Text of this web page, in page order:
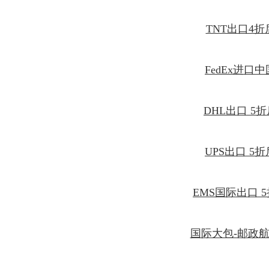
TNT出口4折
FedEx进口
DHL出口 5
UPS出口 5
EMS国际出口
国际大包-邮政